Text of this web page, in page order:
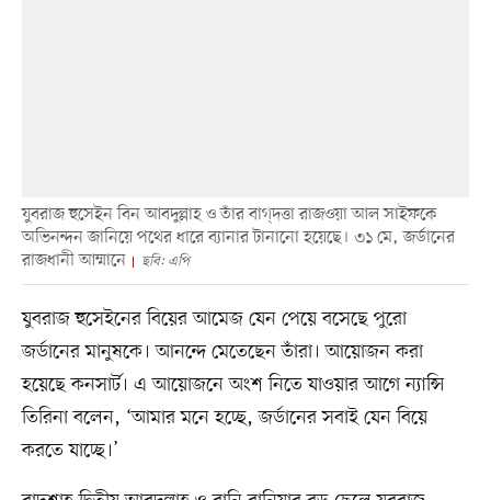
যুবরাজ হুসেইন বিন আবদুল্লাহ ও তাঁর বাগ্‌দত্তা রাজওয়া আল সাইফকে
অভিনন্দন জানিয়ে পথের ধারে ব্যানার টানানো হয়েছে। ৩১ মে, জর্ডানের
রাজধানী আম্মানে
ছবি: এপি
যুবরাজ হুসেইনের বিয়ের আমেজ যেন পেয়ে বসেছে পুরো
জর্ডানের মানুষকে। আনন্দে মেতেছেন তাঁরা। আয়োজন করা
হয়েছে কনসার্ট। এ আয়োজনে অংশ নিতে যাওয়ার আগে ন্যান্সি
তিরিনা বলেন, ‘আমার মনে হচ্ছে, জর্ডানের সবাই যেন বিয়ে
করতে যাচ্ছে।’